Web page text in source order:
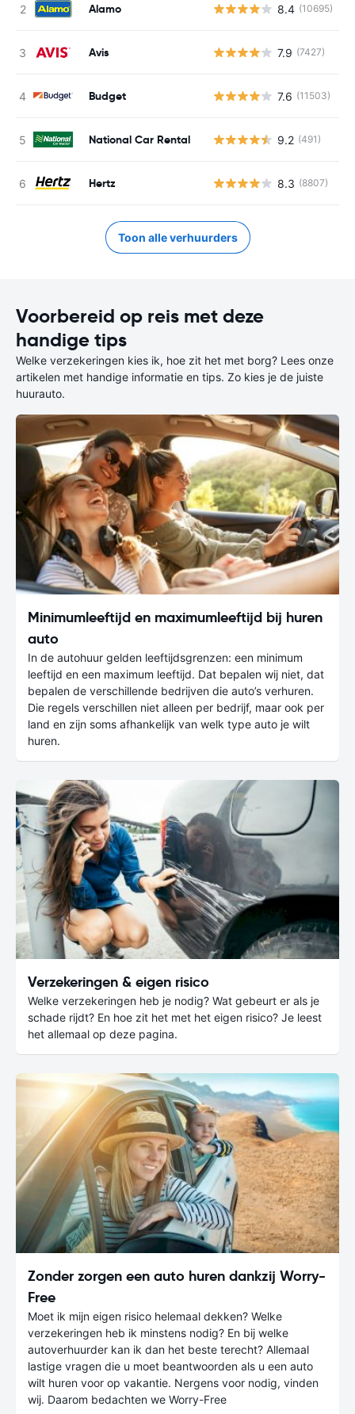
Alamo 8.4 (10695)
Avis 7.9 (7427)
Budget 7.6 (11503)
National Car Rental 9.2 (491)
Hertz 8.3 (8807)
Toon alle verhuurders
Voorbereid op reis met deze
handige tips
Welke verzekeringen kies ik, hoe zit het met borg? Lees onze
artikelen met handige informatie en tips. Zo kies je de juiste
huurauto.
Minimumleeftijd en maximumleeftijd bij huren
auto
In de autohuur gelden leeftijdsgrenzen: een minimum
leeftijd en een maximum leeftijd. Dat bepalen wij niet, dat
bepalen de verschillende bedrijven die auto’s verhuren.
Die regels verschillen niet alleen per bedrijf, maar ook per
land en zijn soms afhankelijk van welk type auto je wilt
huren.
Verzekeringen & eigen risico
Welke verzekeringen heb je nodig? Wat gebeurt er als je
schade rijdt? En hoe zit het met het eigen risico? Je leest
het allemaal op deze pagina.
Zonder zorgen een auto huren dankzij Worry-
Free
Moet ik mijn eigen risico helemaal dekken? Welke
verzekeringen heb ik minstens nodig? En bij welke
autoverhuurder kan ik dan het beste terecht? Allemaal
lastige vragen die u moet beantwoorden als u een auto
wilt huren voor op vakantie. Nergens voor nodig, vinden
wij. Daarom bedachten we Worry-Free